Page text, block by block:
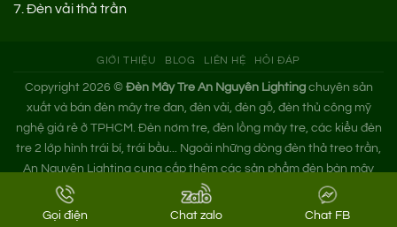
Gọi điện Chat zalo Chat FB
7. Đèn vải thả trần
GIỚI THIỆU BLOG LIÊN HỆ HỎI ĐÁP
Copyright 2026 © Đèn Mây Tre An Nguyên Lightingchuyên sản
xuất và bán đèn mây tre đan, đèn vải, đèn gỗ, đèn thủ công mỹ
nghệ giá rẻ ở TPHCM. Đèn nơm tre, đèn lồng mây tre, các kiểu đèn
tre 2 lớp hình trái bí, trái bầu... Ngoài những dòng đèn thả treo trần,
An Nguyên Lighting cung cấp thêm các sản phẩm đèn bàn mây
tre. Nếu bạn cần tìm xưởng đèn mây tre trang trí hoặc mua đèn tre
đan giá sỉ hãy liên hệ ngay An Nguyên nhé!